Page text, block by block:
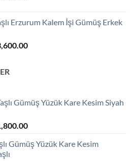
₺2,600.00.
Erzurum Kalem İşi Gümüş Erkek
Şu
Gümüş Yüzük Kare Kesim Siyah
Şu
fiyat:
Gümüş Yüzük Kare Kesim